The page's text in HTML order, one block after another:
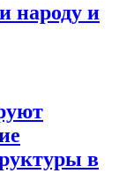
народу и
в